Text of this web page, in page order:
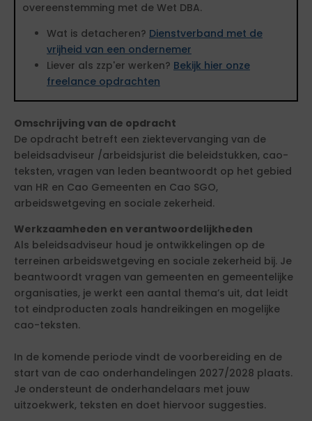
overeenstemming met de Wet DBA.
Wat is detacheren? Dienstverband met de
vrijheid van een ondernemer
Liever als zzp'er werken? Bekijk hier onze
freelance opdrachten
Omschrijving van de opdracht
De opdracht betreft een ziektevervanging van de
beleidsadviseur /arbeidsjurist die beleidstukken, cao-
teksten, vragen van leden beantwoordt op het gebied
van HR en Cao Gemeenten en Cao SGO,
arbeidswetgeving en sociale zekerheid.
Werkzaamheden en verantwoordelijkheden
Als beleidsadviseur houd je ontwikkelingen op de
terreinen arbeidswetgeving en sociale zekerheid bij. Je
beantwoordt vragen van gemeenten en gemeentelijke
organisaties, je werkt een aantal thema’s uit, dat leidt
tot eindproducten zoals handreikingen en mogelijke
cao-teksten.
In de komende periode vindt de voorbereiding en de
start van de cao onderhandelingen 2027/2028 plaats.
Je ondersteunt de onderhandelaars met jouw
uitzoekwerk, teksten en doet hiervoor suggesties.